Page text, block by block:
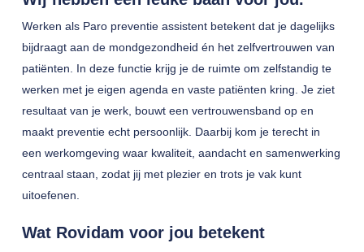
Werken als Paro preventie assistent betekent dat je dagelijks
bijdraagt aan de mondgezondheid én het zelfvertrouwen van
patiënten. In deze functie krijg je de ruimte om zelfstandig te
werken met je eigen agenda en vaste patiënten kring. Je ziet
resultaat van je werk, bouwt een vertrouwensband op en
maakt preventie echt persoonlijk. Daarbij kom je terecht in
een werkomgeving waar kwaliteit, aandacht en samenwerking
centraal staan, zodat jij met plezier en trots je vak kunt
uitoefenen.
Wat Rovidam voor jou betekent